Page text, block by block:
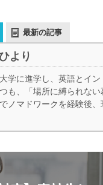
最新の記事
より
学に進学し、英語とイ
も、「場所に縛られな
ノマドワークを経験後